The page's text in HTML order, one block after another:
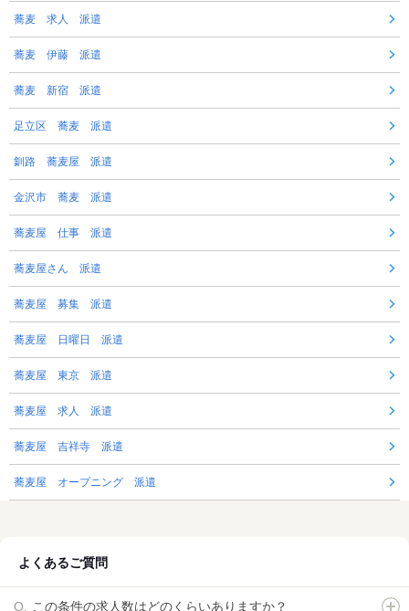
蕎麦 求人 派遣
蕎麦 伊藤 派遣
蕎麦 新宿 派遣
足立区 蕎麦 派遣
釧路 蕎麦屋 派遣
金沢市 蕎麦 派遣
蕎麦屋 仕事 派遣
蕎麦屋さん 派遣
蕎麦屋 募集 派遣
蕎麦屋 日曜日 派遣
蕎麦屋 東京 派遣
蕎麦屋 求人 派遣
蕎麦屋 吉祥寺 派遣
蕎麦屋 オープニング 派遣
よくあるご質問
この条件の求人数はどのくらいありますか？